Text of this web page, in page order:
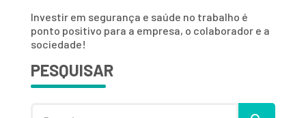
Investir em segurança e saúde no trabalho é
ponto positivo para a empresa, o colaborador e a
sociedade!
PESQUISAR